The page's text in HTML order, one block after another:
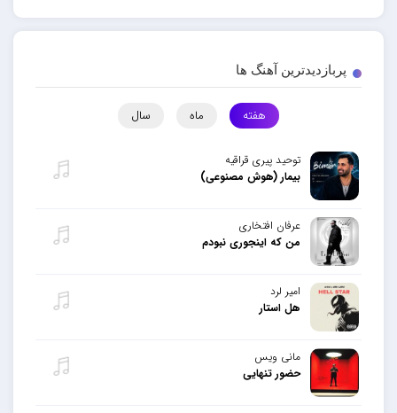
پربازدیدترین آهنگ ها
هفته ماه سال
توحید پیری قراقیه
بیمار (هوش مصنوعی)
عرفان افتخاری
من که اینجوری نبودم
امیر لرد
هل استار
مانی ویس
حضور تنهایی